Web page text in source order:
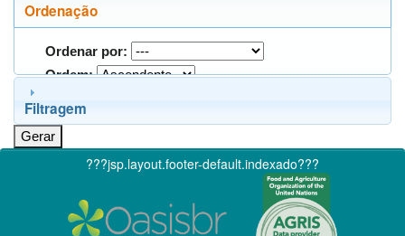
Ordenação
Ordenar por:
Ordem:
Filtragem
???jsp.layout.footer-default.indexado???